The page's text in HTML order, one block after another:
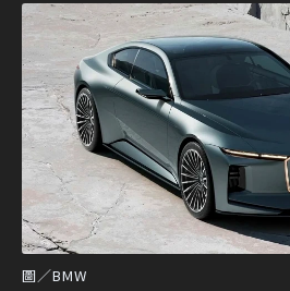
圖／BMW